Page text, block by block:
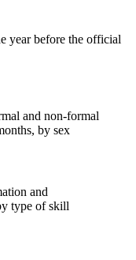
year before the official
and non-formal
by sex
and
type of skill